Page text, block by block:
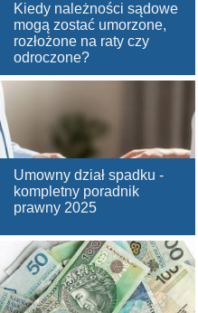
Kiedy należności sądowe
mogą zostać umorzone,
rozłożone na raty czy
odroczone?
Umowny dział spadku -
kompletny poradnik
prawny 2025